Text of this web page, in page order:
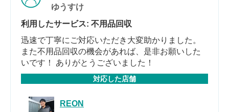
ゆうすけ
利用したサービス: 不用品回収
迅速で丁寧にご対応いただき大変助かりました。
また不用品回収の機会があれば、是非お願いした
いです！ ありがとうございました！
対応した店舗
REON